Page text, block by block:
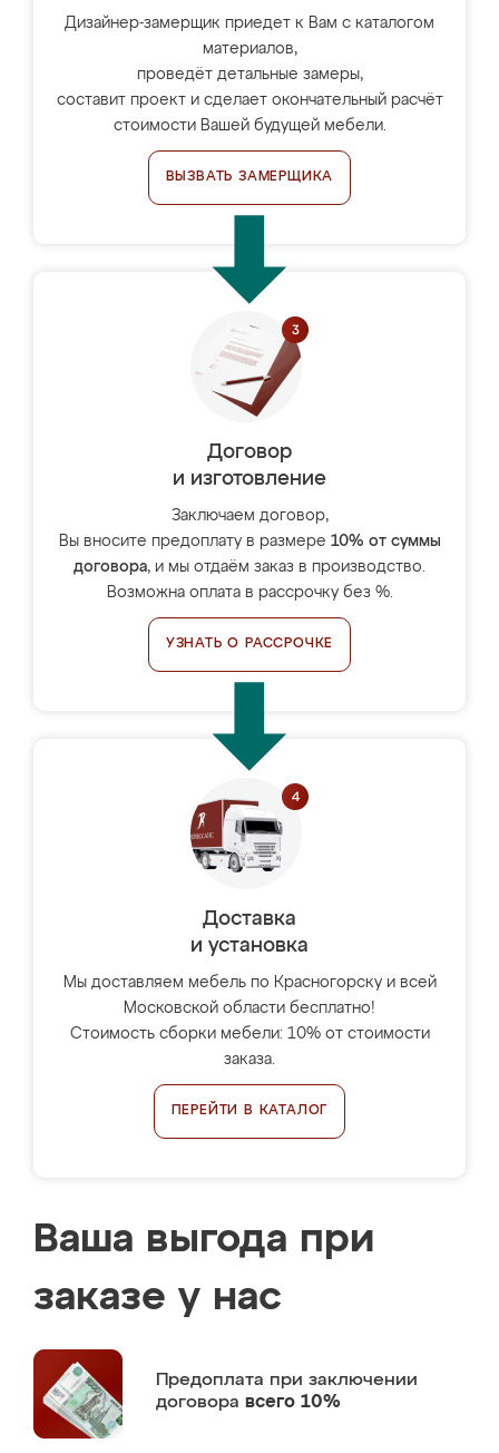
Дизайнер-замерщик приедет к Вам с каталогом
материалов,
проведёт детальные замеры,
составит проект и сделает окончательный расчёт
стоимости Вашей будущей мебели.
ВЫЗВАТЬ ЗАМЕРЩИКА
Договор
и изготовление
Заключаем договор,
Вы вносите предоплату в размере 10% от суммы
договора, и мы отдаём заказ в производство.
Возможна оплата в рассрочку без %.
УЗНАТЬ О РАССРОЧКЕ
Доставка
и установка
Мы доставляем мебель по Красногорску и всей
Московской области бесплатно!
Стоимость сборки мебели: 10% от стоимости
заказа.
ПЕРЕЙТИ В КАТАЛОГ
Ваша выгода при
заказе у нас
Предоплата при заключении
договора всего 10%